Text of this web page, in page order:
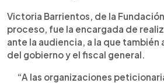
Victoria Barrientos, de la
proceso, fue la encargada de
ante la audiencia, a la que también
del gobierno y el fiscal general.
“A las organizaciones